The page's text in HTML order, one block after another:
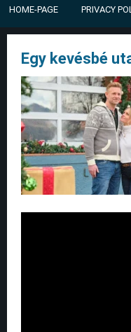
HOME-PAGE PRIVACY
Egy kevésbé